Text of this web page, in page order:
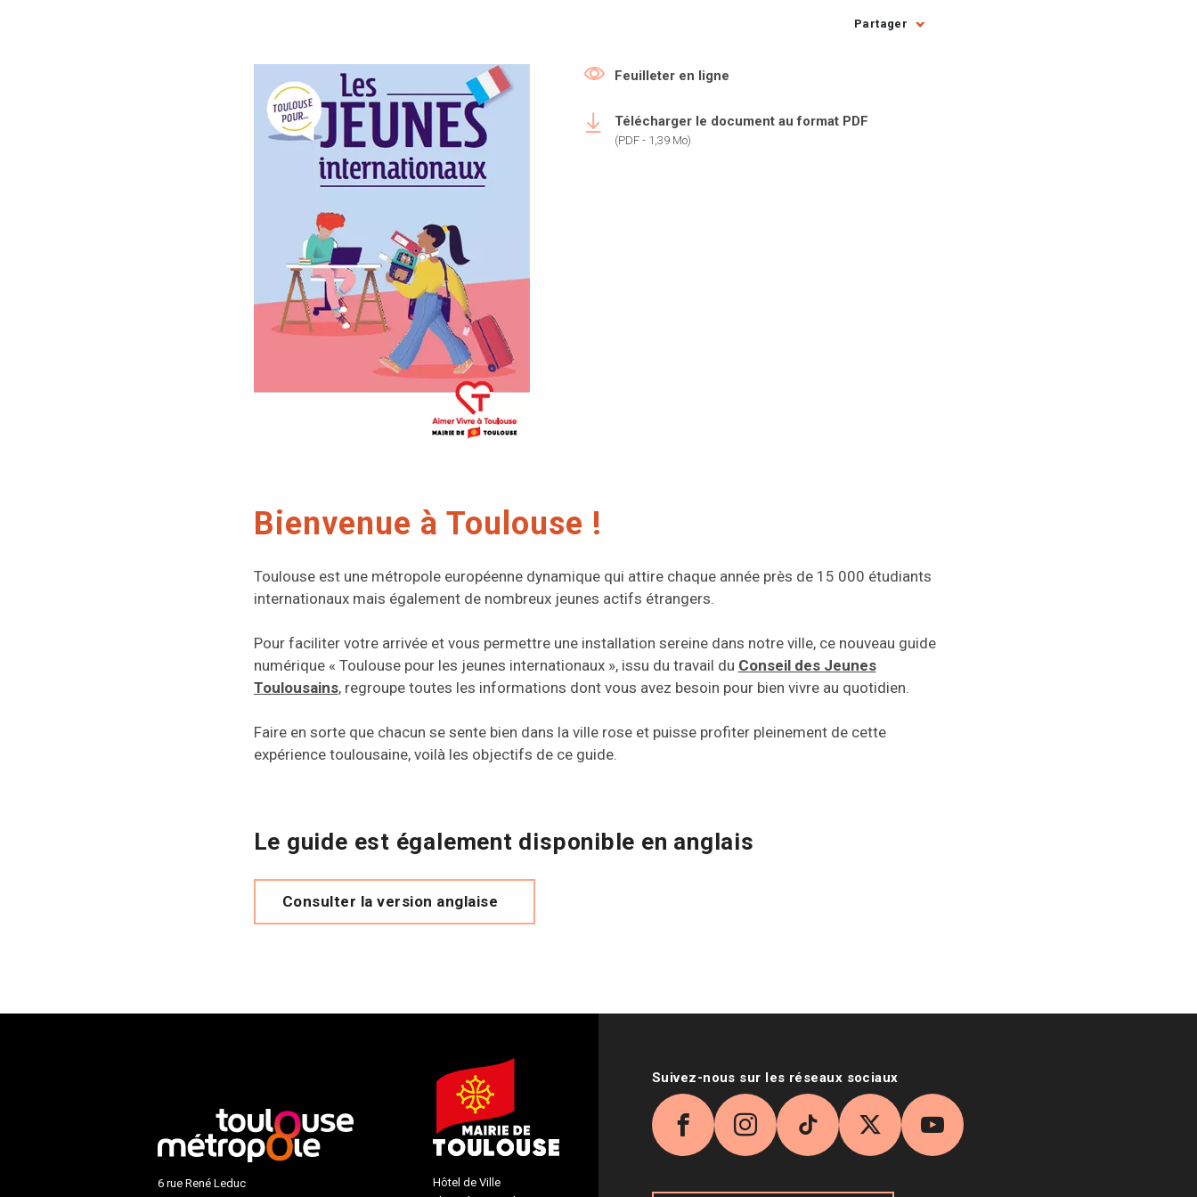
Partager
Feuilleter en ligne
Télécharger le document au format PDF
(PDF - 1,39 Mo)
Bienvenue à Toulouse !
Toulouse est une métropole européenne dynamique qui attire chaque année près de 15 000 étudiants
internationaux mais également de nombreux jeunes actifs étrangers.
Pour faciliter votre arrivée et vous permettre une installation sereine dans notre ville, ce nouveau guide
numérique « Toulouse pour les jeunes internationaux », issu du travail du Conseil des Jeunes
Toulousains, regroupe toutes les informations dont vous avez besoin pour bien vivre au quotidien.
Faire en sorte que chacun se sente bien dans la ville rose et puisse profiter pleinement de cette
expérience toulousaine, voilà les objectifs de ce guide.
Le guide est également disponible en anglais
Consulter la version anglaise
6 rue René Leduc
Hôtel de Ville
Suivez-nous sur les réseaux sociaux
FacebookInstagram
TikTokX YouTube